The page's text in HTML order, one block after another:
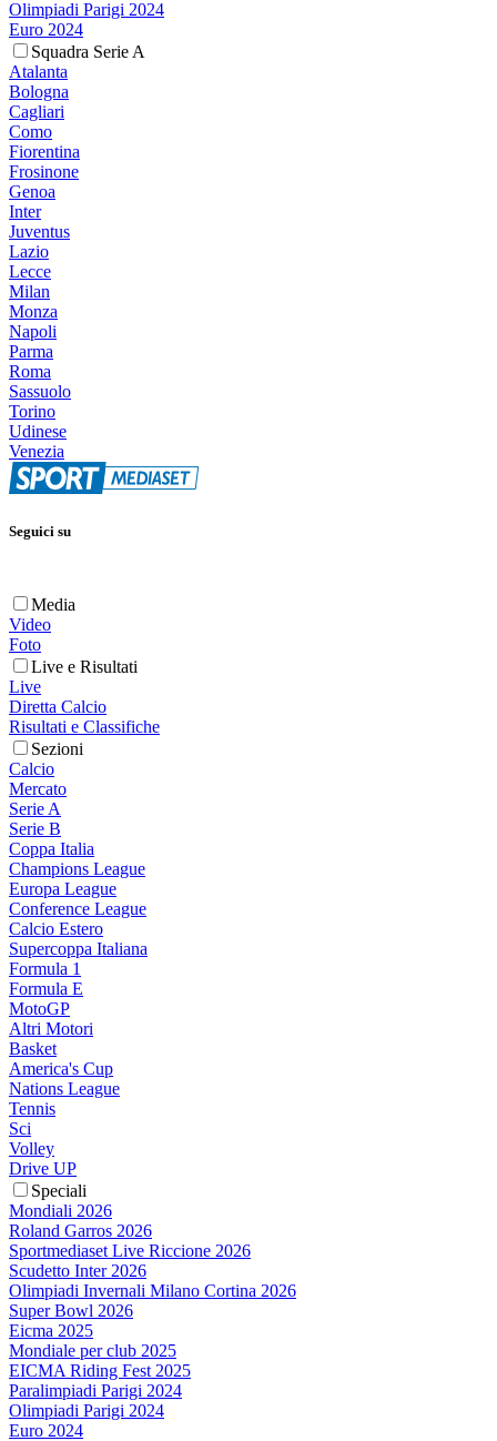
Olimpiadi Parigi 2024
Euro 2024
Squadra Serie A
Atalanta
Bologna
Cagliari
Como
Fiorentina
Frosinone
Genoa
Inter
Juventus
Lazio
Lecce
Milan
Monza
Napoli
Parma
Roma
Sassuolo
Torino
Udinese
Venezia
Seguici su
Media
Video
Foto
Live e Risultati
Live
Diretta Calcio
Risultati e Classifiche
Sezioni
Calcio
Mercato
Serie A
Serie B
Coppa Italia
Champions League
Europa League
Conference League
Calcio Estero
Supercoppa Italiana
Formula 1
Formula E
MotoGP
Altri Motori
Basket
America's Cup
Nations League
Tennis
Sci
Volley
Drive UP
Speciali
Mondiali 2026
Roland Garros 2026
Sportmediaset Live Riccione 2026
Scudetto Inter 2026
Olimpiadi Invernali Milano Cortina 2026
Super Bowl 2026
Eicma 2025
Mondiale per club 2025
EICMA Riding Fest 2025
Paralimpiadi Parigi 2024
Olimpiadi Parigi 2024
Euro 2024